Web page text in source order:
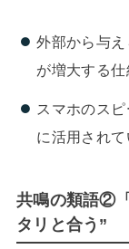
外部から与
が増大する仕
スマホのス
に活用されて
共鳴の類語②
タリと合う”